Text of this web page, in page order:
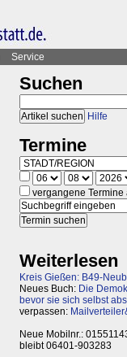
Service
Suchen
Hilfe
Termine
vergangene Termine
Weiterlesen
Kreis Gießen: B49-
Neues Buch: Die
bevor sie sich selbst
verpassen:
Neue Mobilnr.:
bleibt 06401-903283